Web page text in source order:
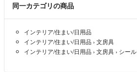
同一カテゴリの商品
インテリア/住まい/日用品
インテリア/住まい/日用品 › 文房具
インテリア/住まい/日用品 › 文房具 › シール